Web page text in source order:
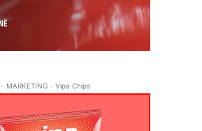
- MARKETING - Vipa Chips